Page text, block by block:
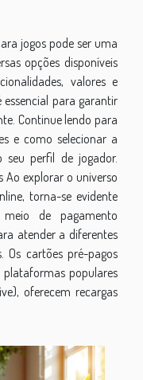
jogos pode ser uma
opções disponíveis
valores e
para garantir
Continue lendo para
e como selecionar a
perfil de jogador.
Ao explorar o universo
torna-se evidente
de pagamento
atender a diferentes
Os cartões pré-pagos
plataformas populares
oferecem recargas